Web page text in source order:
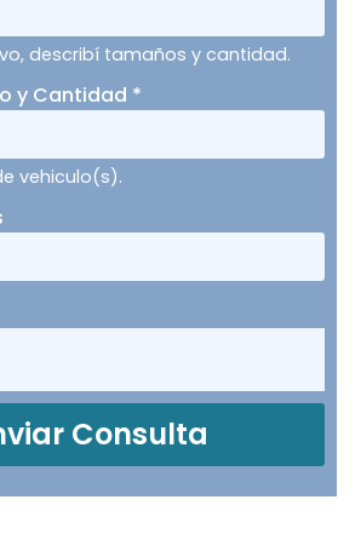
describí tamaños y cantidad.
y Cantidad *
vehiculo(s).
Consulta